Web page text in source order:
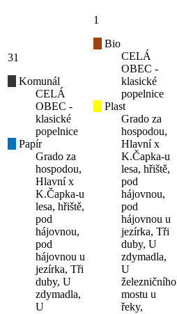
31
Komunál
CELÁ
OBEC -
klasické
popelnice
Papír
Grado za
hospodou,
Hlavní x
K.Čapka-u
lesa, hřiště,
pod
hájovnou,
pod
hájovnou u
jezírka, Tři
duby, U
zdymadla,
U
1
Bio
CELÁ
OBEC -
klasické
popelnice
Plast
Grado za
hospodou,
Hlavní x
K.Čapka-u
lesa, hřiště,
pod
hájovnou,
pod
hájovnou u
jezírka, Tři
duby, U
zdymadla,
U
železničního
mostu u
řeky,